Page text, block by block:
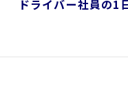
ドライバー社員の1